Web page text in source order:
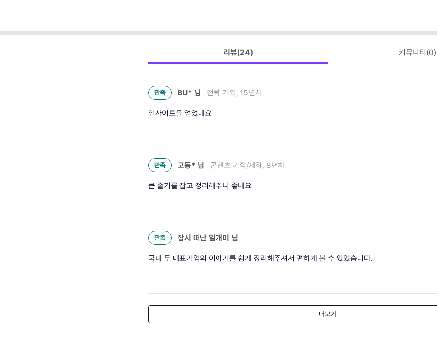
리뷰(24) 커뮤니티(0)
만족 BU* 님 전략 기획, 15년차
인사이트를 얻었네요
만족 고동* 님 콘텐츠 기획/제작, 8년차
큰 줄기를 잡고 정리해주니 좋네요
만족 잠시 떠난 일개미 님
국내 두 대표기업의 이야기를 쉽게 정리해주셔서 편하게 볼 수 있었습니다.
더보기